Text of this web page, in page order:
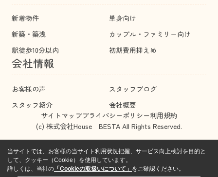
新着物件
単身向け
新築・築浅
カップル・ファミリー向け
駅徒歩10分以内
初期費用抑えめ
会社情報
お客様の声
スタッフブログ
スタッフ紹介
会社概要
サイトマッププライバシーポリシー利用規約
(c) 株式会社House BESTA All Rights Reserved.
当サイトでは、お客様の当サイト利用状況把握、サービス向上検討を目的と
して、クッキー（Cookie）を使用しています。
詳しくは、当社の 「Cookieの取扱いについて」 をご確認ください。